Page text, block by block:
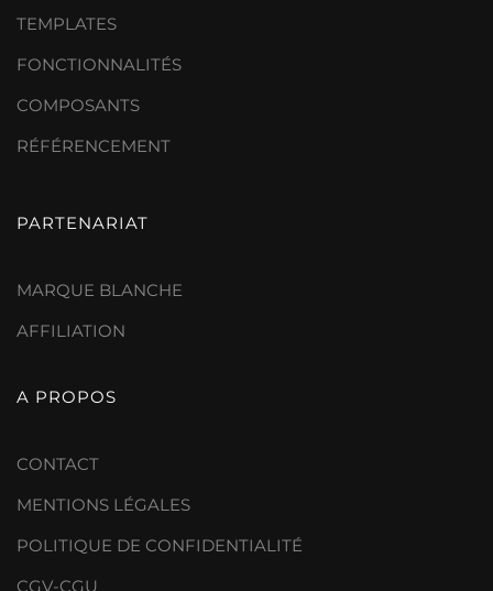
TEMPLATES
FONCTIONNALITÉS
COMPOSANTS
RÉFÉRENCEMENT
PARTENARIAT
MARQUE BLANCHE
AFFILIATION
A PROPOS
CONTACT
MENTIONS LÉGALES
POLITIQUE DE CONFIDENTIALITÉ
CGV-CGU